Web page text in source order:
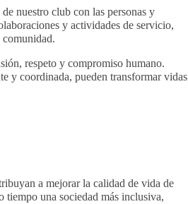
nuestro club con las personas y
y actividades de servicio,
comunidad.
respeto y compromiso humano.
y coordinada, pueden transformar vidas
a mejorar la calidad de vida de
tiempo una sociedad más inclusiva,